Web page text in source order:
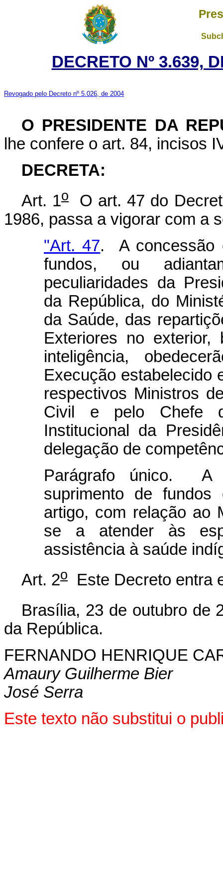
DECRETO Nº 3.639,
Revogado pelo Decreto nº 5.026, de 2004
O PRESIDENTE DA
lhe confere o art. 84, incisos
DECRETA:
Art. 1o
O art. 47 do
1986, passa a vigorar com a
"Art. 47. A concessão
fundos, ou
peculiaridades da
da República, do
da Saúde, das
Exteriores no
inteligência,
Execução estabelecido
respectivos Ministros
Civil e pelo Chefe
Institucional da
delegação de
Parágrafo único. A
suprimento de
artigo, com relação ao
se a atender às
assistência à saúde
Art. 2o
Este Decreto entra
Brasília, 23 de outubro de
da República.
FERNANDO HENRIQUE
Amaury Guilherme Bier
José Serra
Este texto não substitui o